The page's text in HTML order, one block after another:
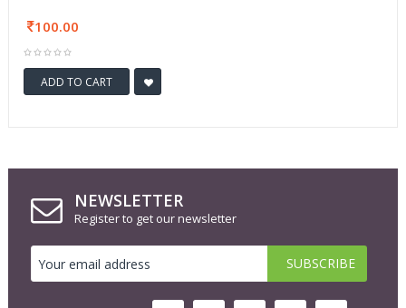
100.00
ADD TO CART
NEWSLETTER
Register to get our newsletter